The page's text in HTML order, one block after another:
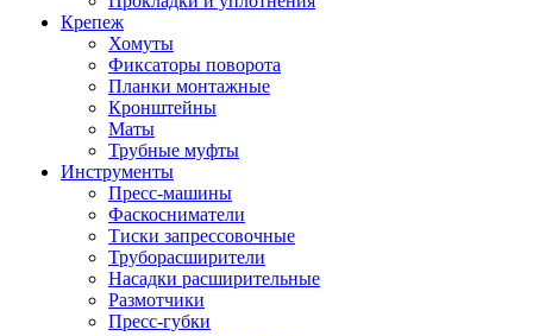
Крепеж
Хомуты
Фиксаторы поворота
Планки монтажные
Кронштейны
Маты
Трубные муфты
Инструменты
Пресс-машины
Фаскосниматели
Тиски запрессовочные
Труборасширители
Насадки расширительные
Размотчики
Пресс-губки